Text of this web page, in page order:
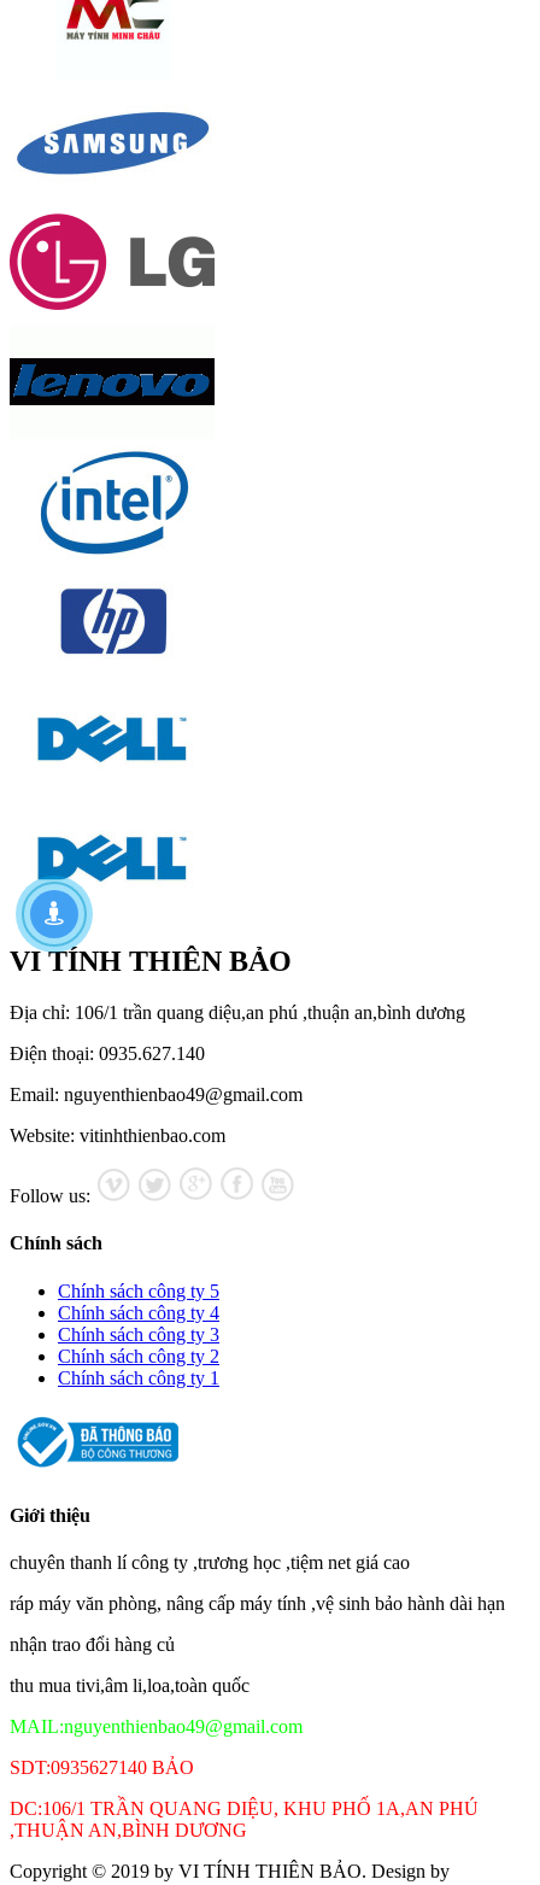
VI TÍNH THIÊN BẢO
Địa chỉ: 106/1 trần quang diệu,an phú ,thuận an,bình dương
Điện thoại: 0935.627.140
Email: nguyenthienbao49@gmail.com
Website: vitinhthienbao.com
Follow us:
Chính sách
Chính sách công ty 5
Chính sách công ty 4
Chính sách công ty 3
Chính sách công ty 2
Chính sách công ty 1
Giới thiệu
chuyên thanh lí công ty ,trương học ,tiệm net giá cao
ráp máy văn phòng, nâng cấp máy tính ,vệ sinh bảo hành dài hạn
nhận trao đổi hàng củ
thu mua tivi,âm li,loa,toàn quốc
MAIL:nguyenthienbao49@gmail.com
SDT:0935627140 BẢO
DC:106/1 TRẦN QUANG DIỆU, KHU PHỐ 1A,AN PHÚ
,THUẬN AN,BÌNH DƯƠNG
Copyright © 2019 by VI TÍNH THIÊN BẢO. Design by